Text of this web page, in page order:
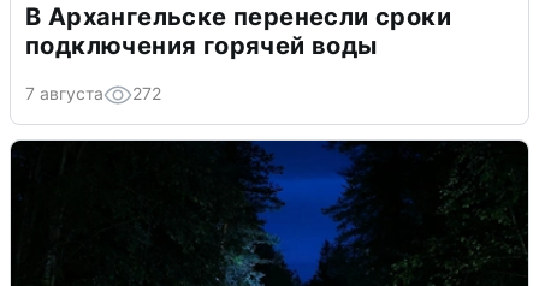
В Архангельске перенесли сроки
подключения горячей воды
7 августа 272